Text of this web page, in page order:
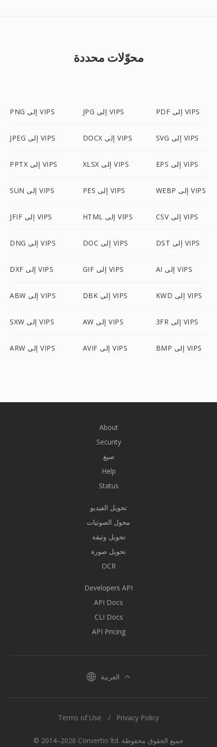
محوّلات محددة
PNG إلى VIPS JPG إلى VIPS PDF إلى VIPS
JPEG إلى VIPS DOCX إلى VIPS SVG إلى VIPS
PPTX إلى VIPS XLSX إلى VIPS EPS إلى VIPS
SUN إلى VIPS PES إلى VIPS WEBP إلى VIPS
JFIF إلى VIPS HTML إلى VIPS CSV إلى VIPS
DNG إلى VIPS DOC إلى VIPS DST إلى VIPS
DXF إلى VIPS GIF إلى VIPS AI إلى VIPS
ABW إلى VIPS DBK إلى VIPS KWD إلى VIPS
SXW إلى VIPS AW إلى VIPS 3FR إلى VIPS
ARW إلى VIPS AVIF إلى VIPS BMP إلى VIPS
About
Security
صيغ
Help
Status
تحويل الفيديو
محول الصوتيات
تحويل وثيقة
تحويل صورة
OCR
Developers API
API Docs
CLI Docs
API Pricing
العربية
© 2014–2026 Convertio ltd. جميع الحقوق محفوظة
Terms of Use Privacy Policy